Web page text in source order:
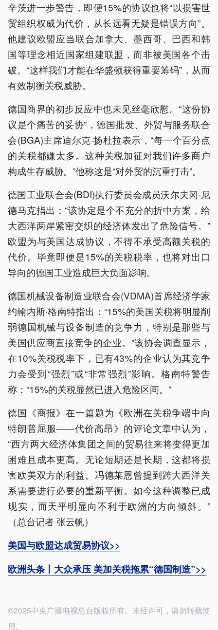
辛茨进一步警告，即便15%的协议也将“以损害世
贸组织权威为代价，从长远看无疑是错误方向”。
他建议欧盟应当联合加拿大、墨西哥、巴西和韩
国等理念相近国家组建联盟，而非被美国各个击
破。“这样我们才能在华盛顿获得重要筹码”，从而
有效制衡关税威胁。
德国商界的初步反应中也未见丝毫欣慰。“这份协
议是个痛苦的妥协”，德国批发、外贸与服务联合
会(BGA)主席迪尔克·扬杜拉表示，“每一个百分点
的关税都嫌太多。这种关税加征对我们许多商户
构成生存威胁。”他称这是“对外贸的沉重打击”。
德国工业联合会(BDI)执行委员会成员沃尔夫冈·尼
德马克指出：“该协定是个不充分的折中方案，给
大西洋两岸紧密交织的经济体发出了危险信号。”
欧盟为与美国达成协议，不得不承受高额关税的
代价。毕竟即便是15%的关税税率，也将对出口
导向的德国工业造成巨大负面影响。
德国机械设备制造业联合会(VDMA)首席经济学家
约翰内斯·格南特指出：“15%的美国关税将明显削
弱德国机械与设备制造的竞争力，特别是那些与
美国供应商直接竞争的企业。”该协会调查显示，
在10%关税税率下，已有43%的企业认为其竞争
力会受到“强烈”或“非常强烈”影响。格南特警告
称：“15%的关税显然已进入危险区间。”
德国《商报》在一篇题为《欧洲在关税争端中向
特朗普屈服——代价高昂》的评论文章中认为，
“西方两大经济体集团之间的贸易往来将变得更加
困难且成本更高。无论短期还是长期，这都将损
害欧美双方的利益。冯德莱恩曾提到跨大西洋关
系需要进行必要的重新平衡。如今这种调整已成
现实，而天平明显向不利于欧洲的方向倾斜。”
（总台记者 张云帆）
美国与欧盟达成贸易协议>>
欧洲头条丨大众承压 美加关税拖累“德国制造”>>
©2025中央广播电视总台版权所有。未经许可，请勿转载使
用。